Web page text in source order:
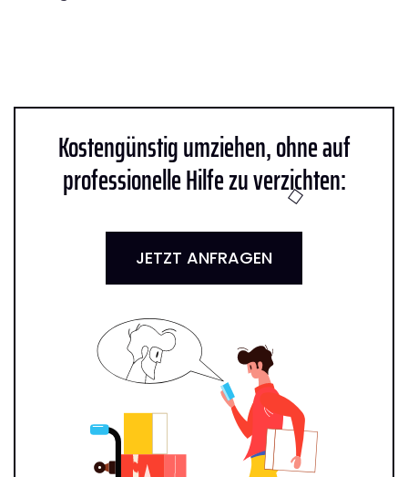
Kostengünstig umziehen, ohne auf
professionelle Hilfe zu verzichten:
JETZT ANFRAGEN